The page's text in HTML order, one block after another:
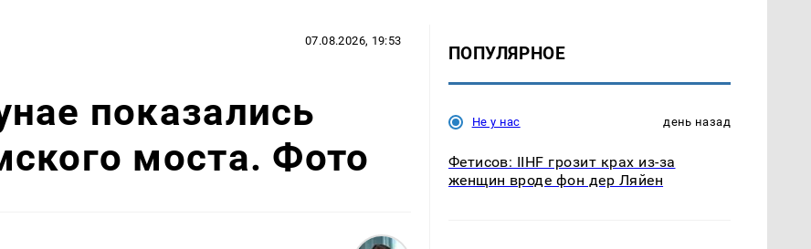
07.08.2026, 19:53
показались
моста. Фото
ПОПУЛЯРНОЕ
Не у нас день назад
Фетисов: IIHF грозит крах из-за
женщин вроде фон дер Ляйен